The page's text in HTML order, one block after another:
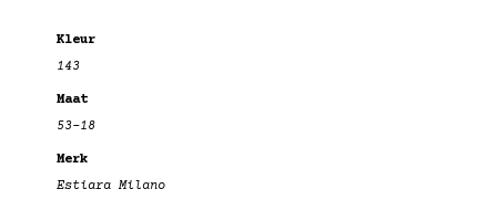
Kleur
143
Maat
53-18
Merk
Estiara Milano